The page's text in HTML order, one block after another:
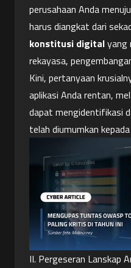
perusahaan Anda
konstitusi digital yang
rekayasa,
Kini, pertanyaan
aplikasi Anda rentan,
dapat mengidentifikasi
telah diumumkan
II. Pergeseran Lanskap